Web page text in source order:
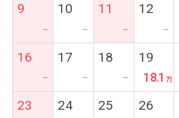
9
ー
10
ー
11
ー
12
ー
16
ー
17
ー
18
ー
19
18.1
23 24 25 26